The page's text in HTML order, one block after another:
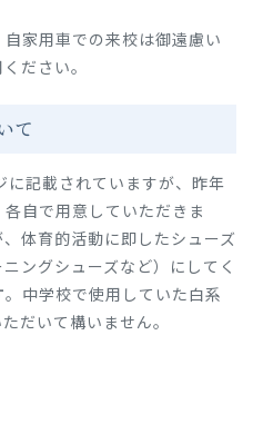
家用車での来校は御遠慮い
ださい。
て
記載されていますが、昨年
自で用意していただきま
体育的活動に即したシューズ
ングシューズなど）にしてく
。中学校で使用していた白系
だいて構いません。